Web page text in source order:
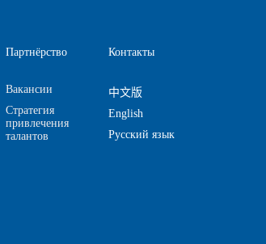
Партнёрство
Вакансии
Стратегия
привлечения
талантов
Контакты
中文版
English
Русский язык